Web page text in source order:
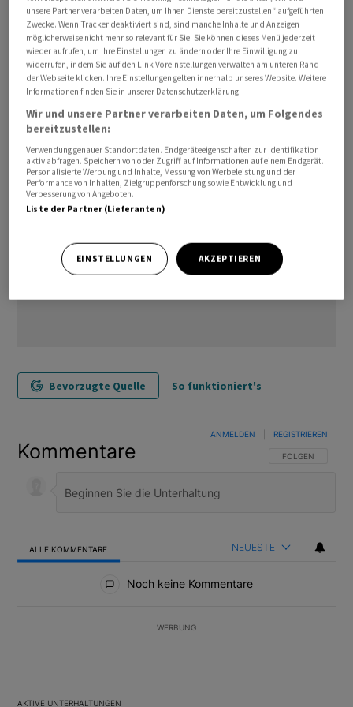
Berichten lokaler Medien waren die getroffenen
Soldaten in einem Zivilauto und einer von ihnen auf
einem Motorrad unterwegs. Sie seien in Uniform
gekleidet gewesen./arj/DP/nas
(AWP)
Bevorzugte Quelle So funktioniert's
Kommentare FOLGE DIESER
FOLGEN
ANMELDEN REGISTRIEREN
ALLE KOMMENTARE NEUESTE
Noch keine Kommentare
WERBUNG
AKTIVE UNTERHALTUNGEN
unsere Partner verarbeiten Daten, um Ihnen Dienste bereitzustellen“ aufgeführten
Zwecke. Wenn Tracker deaktiviert sind, sind manche Inhalte und Anzeigen
möglicherweise nicht mehr so relevant für Sie. Sie können dieses Menü jederzeit
wieder aufrufen, um Ihre Einstellungen zu ändern oder Ihre Einwilligung zu
widerrufen, indem Sie auf den Link Voreinstellungen verwalten am unteren Rand
der Webseite klicken. Ihre Einstellungen gelten innerhalb unseres Website. Weitere
Informationen finden Sie in unserer Datenschutzerklärung.
Wir und unsere Partner verarbeiten Daten, um Folgendes
bereitzustellen:
Verwendung genauer Standortdaten. Endgeräteeigenschaften zur Identifikation
aktiv abfragen. Speichern von oder Zugriff auf Informationen auf einem Endgerät.
Personalisierte Werbung und Inhalte, Messung von Werbeleistung und der
Performance von Inhalten, Zielgruppenforschung sowie Entwicklung und
Verbesserung von Angeboten.
Liste der Partner (Lieferanten)
EINSTELLUNGEN AKZEPTIEREN